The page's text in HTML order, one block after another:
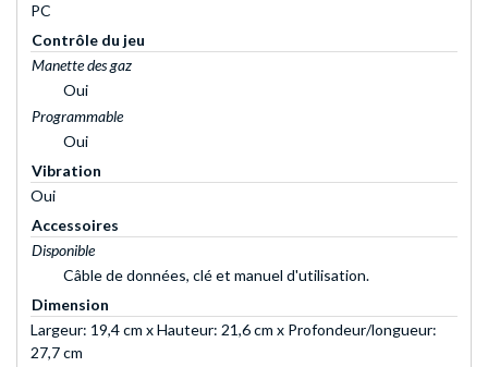
PC
Contrôle du jeu
Manette des gaz
Oui
Programmable
Oui
Vibration
Oui
Accessoires
Disponible
Câble de données, clé et manuel d'utilisation.
Dimension
Largeur: 19,4 cm x Hauteur: 21,6 cm x Profondeur/longueur:
27,7 cm